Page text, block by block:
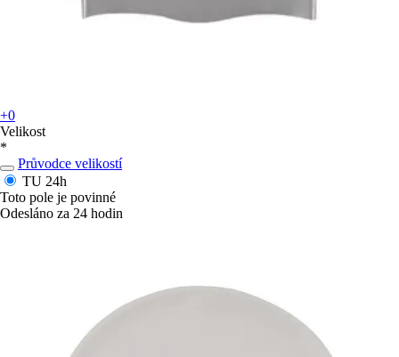
+0
Velikost
*
Průvodce velikostí
TU 24h
Toto pole je povinné
Odesláno za 24 hodin